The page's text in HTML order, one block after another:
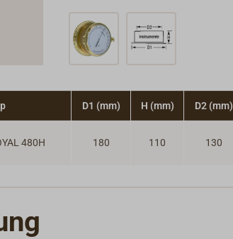
D1 (mm) H (mm) D2 (mm)
480H 180 110 130